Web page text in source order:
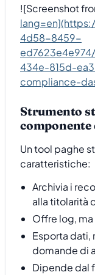
![Screenshot
4d58-8459-
434e-815d-
compliance-
Strumento
componente
Un tool paghe
caratteristiche:
Archivia i
alla titolarità
Offre log, ma
Esporta dati,
domande di
Dipende dal